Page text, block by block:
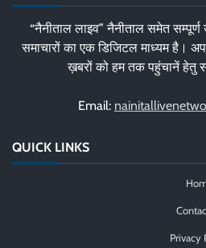
“नैनीताल लाइव” नैनीताल समेत सम्पूर्ण
समाचारों का एक डिजिटल माध्यम है।
ख़बरों को हम तक पहुंचानें हेतु
Email:
QUICK LINKS
Privacy